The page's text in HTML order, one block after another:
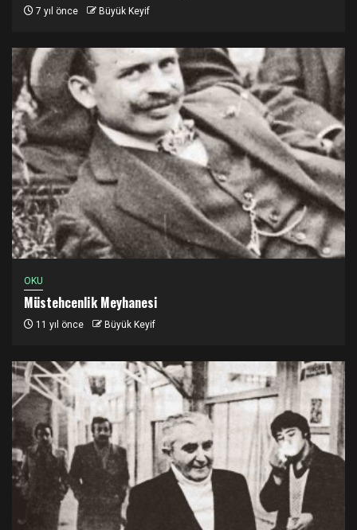
7 yıl önce Büyük Keyif
OKU
Müstehcenlik Meyhanesi
11 yıl önce Büyük Keyif